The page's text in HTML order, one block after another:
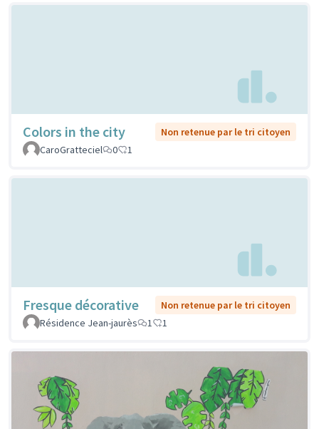
Colors in the city
Non retenue par le tri citoyen
CaroGratteciel
0 1
Fresque décorative
Non retenue par le tri citoyen
Résidence Jean-jaurès
1 1